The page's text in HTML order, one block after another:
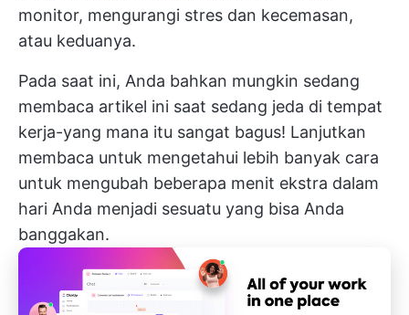
monitor, mengurangi stres dan kecemasan,
atau keduanya.
Pada saat ini, Anda bahkan mungkin sedang
membaca artikel ini saat sedang jeda di tempat
kerja-yang mana itu sangat bagus! Lanjutkan
membaca untuk mengetahui lebih banyak cara
untuk mengubah beberapa menit ekstra dalam
hari Anda menjadi sesuatu yang bisa Anda
banggakan.